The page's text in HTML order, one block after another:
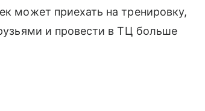
может приехать на тренировку,
и провести в ТЦ больше